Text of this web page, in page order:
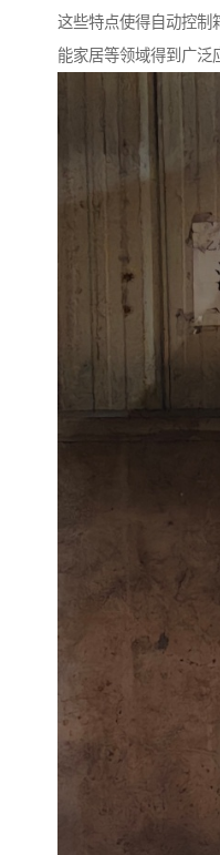
这些特点使得自动控制
能家居等领域得到广泛